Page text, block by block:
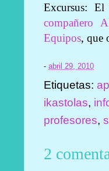
Excursus:
compañero
Equipos, que
-abril 29, 2010
Etiquetas:
ikastolas,
profesores,
2